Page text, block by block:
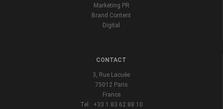
Marketing PR
Brand Content
Digital
CONTACT
3, Rue Lacuée
75012 Paris
France
Tel : +33 1 83 62 88 10